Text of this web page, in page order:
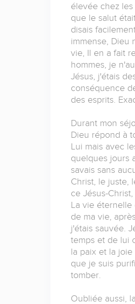
élevée chez
que le salut
disais
immense, Dieu
vie, Il en a fait
hommes, je
Jésus, j'étais
conséquence
des esprits.
Durant mon
Dieu répond à
Lui mais avec
quelques jours
savais sans
Christ, le juste,
ce Jésus-
La vie éternelle
de ma vie,
j'étais sauvée.
temps et de lui
la paix et la
que je suis
tomber.
Oubliée aussi,